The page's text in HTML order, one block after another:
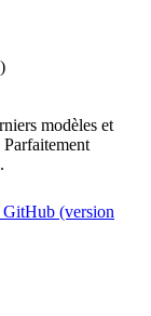
modèles et
GitHub (version